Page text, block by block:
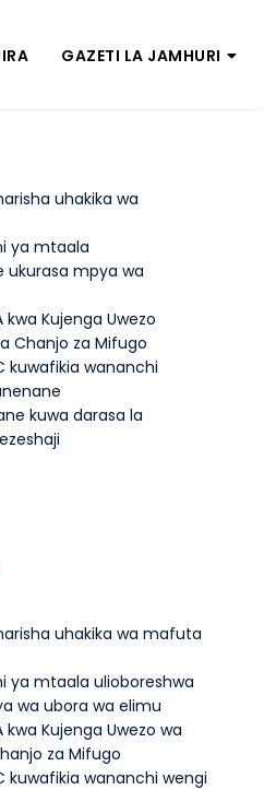
GAZETI LA JAMHURI
uhakika wa
ya mtaala
ukurasa mpya wa
kwa Kujenga Uwezo
Chanjo za Mifugo
kuwafikia wananchi
kuwa darasa la
uhakika wa mafuta
ya mtaala ulioboreshwa
wa ubora wa elimu
kwa Kujenga Uwezo wa
za Mifugo
kuwafikia wananchi wengi